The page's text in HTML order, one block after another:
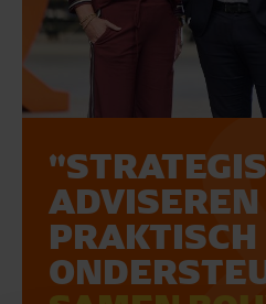
ADVISEREN
PRAKTISCH